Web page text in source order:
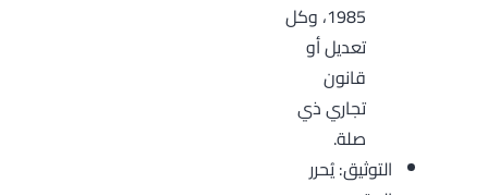
1985، وكل
تعديل أو
قانون
تجاري ذي
صلة.
التوثيق: يُحرر